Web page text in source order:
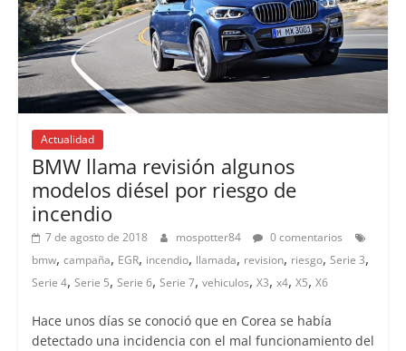
Actualidad
BMW llama revisión algunos
modelos diésel por riesgo de
incendio
7 de agosto de 2018 mospotter84
0 comentarios
bmw, campaña, EGR, incendio, llamada, revision, riesgo, Serie 3,
Serie 4, Serie 5, Serie 6, Serie 7, vehiculos, X3, x4, X5, X6
Hace unos días se conoció que en Corea se había
detectado una incidencia con el mal funcionamiento del